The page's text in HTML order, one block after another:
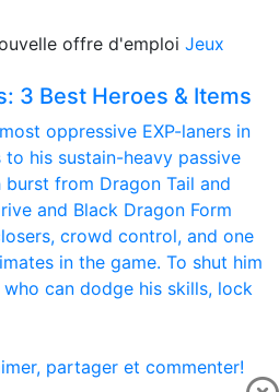
offre d'emploi Jeux
3 Best Heroes & Items
oppressive EXP-laners in
his sustain-heavy passive
burst from Dragon Tail and
and Black Dragon Form
crowd control, and one
in the game. To shut him
can dodge his skills, lock
partager et commenter!